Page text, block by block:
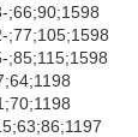
;66;90;1598
;77;105;1598
;85;115;1598